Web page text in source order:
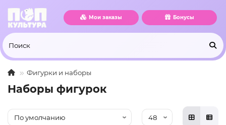
Мои заказы Бонусы
Фигурки и наборы
Наборы фигурок